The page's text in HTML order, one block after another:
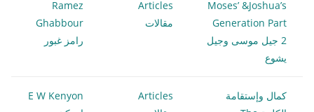
Moses’ &Joshua’s
Generation Part
2 جيل موسى وجيل
يشوع
Articles
مقالات
Ramez
Ghabbour
رامز غبور
كمال وإستقامة
Articles
E W Kenyon